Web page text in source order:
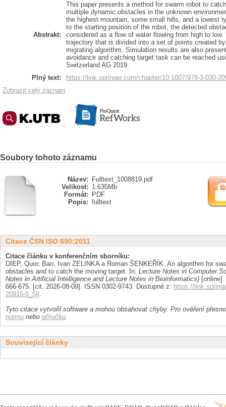
Abstrakt:
This paper presents a method for swarm robot to
multiple dynamic obstacles in the unknown
the highest mountain, some small hills, and a lowest
to the starting position of the robot, the detected
considered as a flow of water flowing from high to
trajectory that is divided into a set of points created
migrating algorithm. Simulation results are also
avoidance and catching target task can be reached
Switzerland AG 2019.
Plný text:
https://link.springer.com/chapter/10.1007/978-3-030-
Zobrazit celý záznam
Soubory tohoto záznamu
Název:
Fulltext_1008819.pdf
Velikost: 1.635Mb
Formát:
PDF
Popis: fulltext
Citace ČSN ISO 690:2011
Citace článku v konferenčním sborníku:
DIEP, Quoc Bao, Ivan ZELINKA a Roman ŠENKEŘÍK. An algorithm for
obstacles and to catch the moving target. In: Lecture Notes in Computer
Notes in Artificial Intelligence and Lecture Notes in Bioinformatics)
666-675. [cit. 2026-08-09]. ISSN 0302-9743. Dostupné z: https://
20915-5_59.
Tyto citace vytvořil software a mohou obsahovat chyby. Pro ověření
normu nebo příručku.
Související články